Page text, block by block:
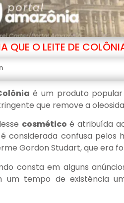
QUE O LEITE DE
é um produto popular
que remove a
cosméticoé atribuída
é considerada confusa
Gordon Studart, que era
consta em alguns
um tempo de existência